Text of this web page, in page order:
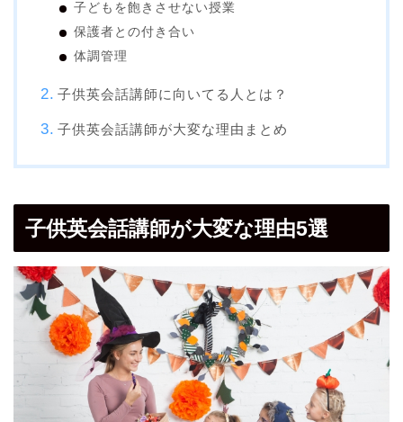
子どもを飽きさせない授業
保護者との付き合い
体調管理
子供英会話講師に向いてる人とは？
子供英会話講師が大変な理由まとめ
子供英会話講師が大変な理由5選